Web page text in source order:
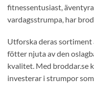
fitnessentusiast,
vardagsstrumpa, har
Utforska deras sortiment
fötter njuta av den
kvalitet. Med broddar.se
investerar i strumpor